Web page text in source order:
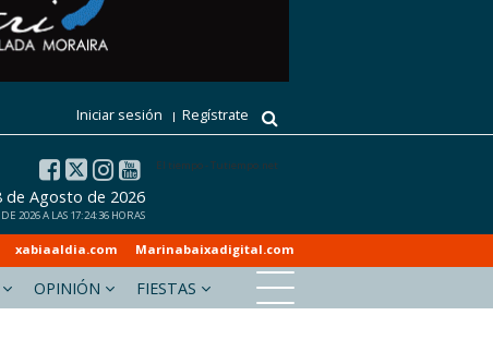
Iniciar sesión Regístrate
El tiempo - Tutiempo.net
de Agosto de 2026
2026 A LAS 17:24:36 HORAS
xabiaaldia.com Marinabaixadigital.com
OPINIÓN FIESTAS